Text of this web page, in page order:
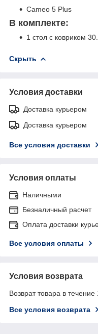
Cameo 5 Plus
В комплекте:
1 стол с ковриком
Скрыть
Условия доставки
Доставка курьером
Доставка курьером
Все условия доставки
Условия оплаты
Наличными
Безналичный расчет
Оплата доставки
Все условия оплаты
Условия возврата
Возврат товара в
Все условия возврата